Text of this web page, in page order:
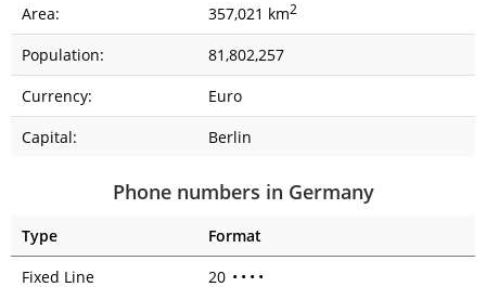
Area:
357,021 km2
Population:
81,802,257
Currency:
Euro
Capital:
Berlin
Phone numbers in Germany
Type
Format
Fixed Line
20 • • • •